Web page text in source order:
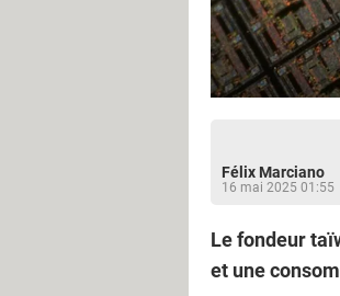
Félix Marciano
16 mai 2025 01:55
Le fondeur
et une